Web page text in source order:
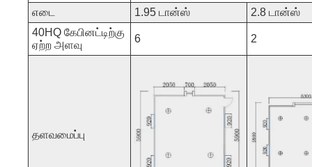
எடை
1.95 டான்ஸ்
2.8 டான்ஸ்
40HQ கேபினட்டிற்கு
ஏற்ற அளவு
6 2
தளவமைப்பு